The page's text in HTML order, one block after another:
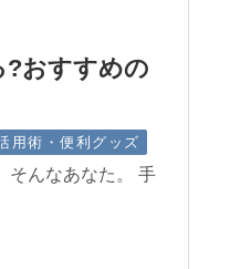
?おすすめの
用術・便利グッズ
そんなあなた。 手